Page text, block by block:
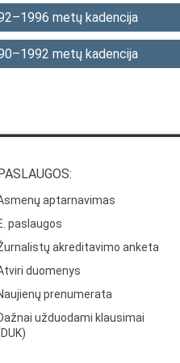
metų kadencija
metų kadencija
aptarnavimas
paslaugos
akreditavimo anketa
duomenys
prenumerata
užduodami klausimai